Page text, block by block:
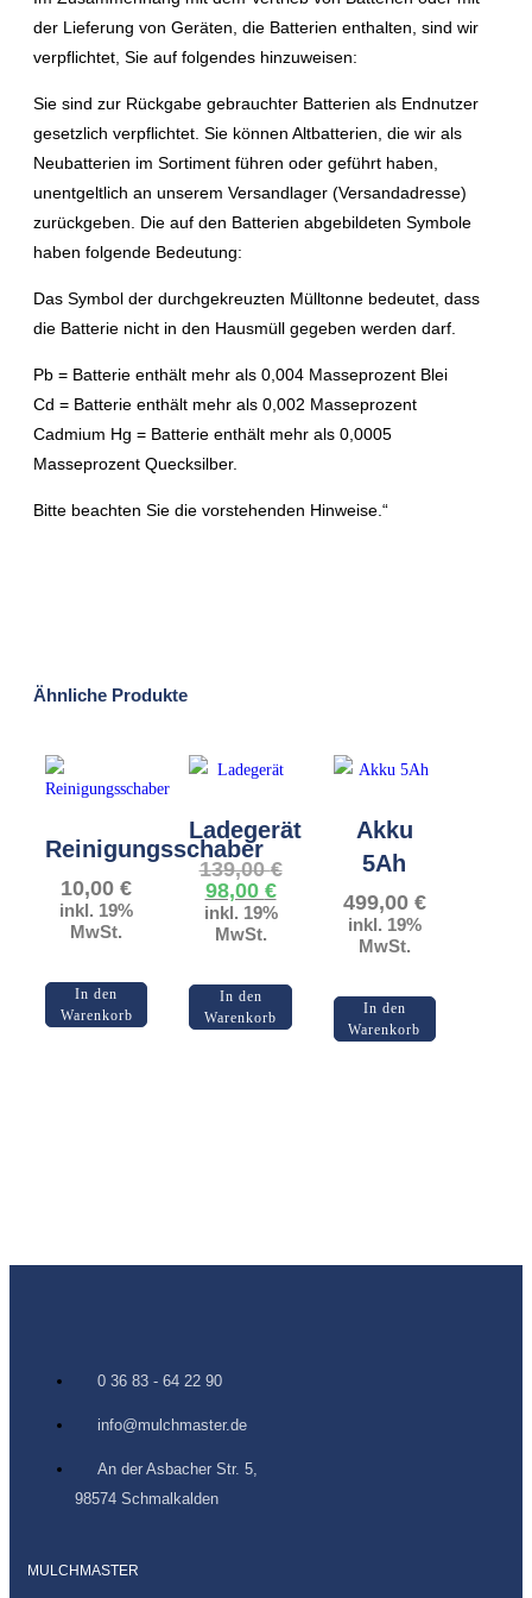
der Lieferung von Geräten, die Batterien enthalten, sind wir
verpflichtet, Sie auf folgendes hinzuweisen:
Sie sind zur Rückgabe gebrauchter Batterien als Endnutzer
gesetzlich verpflichtet. Sie können Altbatterien, die wir als
Neubatterien im Sortiment führen oder geführt haben,
unentgeltlich an unserem Versandlager (Versandadresse)
zurückgeben. Die auf den Batterien abgebildeten Symbole
haben folgende Bedeutung:
Das Symbol der durchgekreuzten Mülltonne bedeutet, dass
die Batterie nicht in den Hausmüll gegeben werden darf.
Pb = Batterie enthält mehr als 0,004 Masseprozent Blei
Cd = Batterie enthält mehr als 0,002 Masseprozent
Cadmium Hg = Batterie enthält mehr als 0,0005
Masseprozent Quecksilber.
Bitte beachten Sie die vorstehenden Hinweise.“
Ähnliche Produkte
Reinigungsschaber
10,00€
inkl. 19%
MwSt.
In den
Warenkorb
Ladegerät
139,00€Ursprünglicher
139,00 €
98,00 €Aktueller
Preis
inkl. 19%
MwSt.
In den
Warenkorb
Akku
5Ah
499,00 €
inkl. 19%
MwSt.
In den
Warenkorb
0 36 83 - 64 22 90
info@mulchmaster.de
An der Asbacher Str. 5,
98574 Schmalkalden
MULCHMASTER